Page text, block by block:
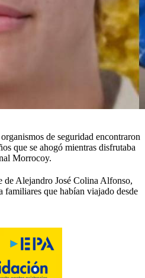
de seguridad encontraron
que se ahogó mientras disfrutaba
Morrocoy.
de Alejandro José Colina Alfonso,
familiares que habían viajado desde